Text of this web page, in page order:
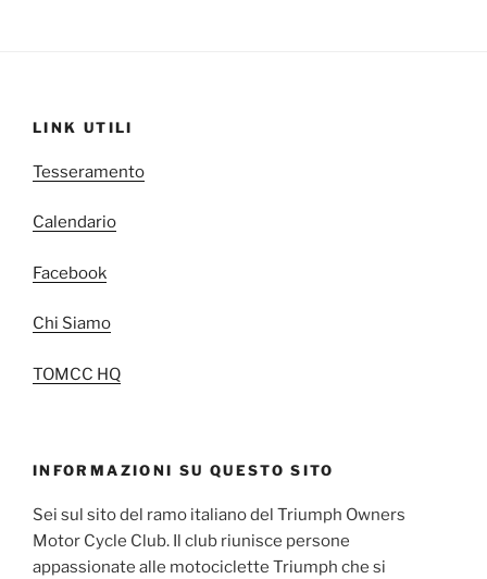
LINK UTILI
Tesseramento
Calendario
Facebook
Chi Siamo
TOMCC HQ
INFORMAZIONI SU QUESTO SITO
Sei sul sito del ramo italiano del Triumph Owners
Motor Cycle Club. Il club riunisce persone
appassionate alle motociclette Triumph che si